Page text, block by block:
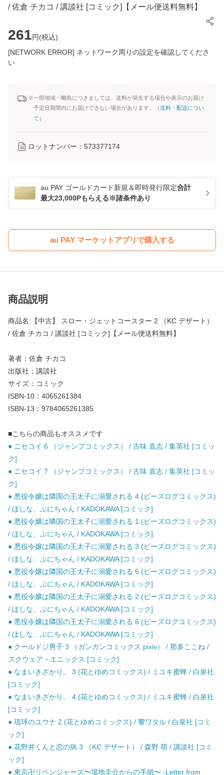
/ 佐倉 チカコ / 講談社 [コミック]【メール便送料無料】
261円(税込)
[NETWORK ERROR] ネットワーク周りの設定を確認してくださ
い
※一部地域・離島につきましては、送料が発生する場合や表示のお届け
予定日期間内にお届けできない場合があります。（送料・配送につい
て ）
ロットナンバー： 573377174
au PAY ゴールドカード新規＆即時発行限定合計
最大23,000Pもらえる※諸条件あり
au PAY マーケットアプリで購入する
商品説明
商品名:【中古】 スロー・ジェットコースター 2 （KC デザート）
/ 佐倉 チカコ / 講談社 [コミック]【メール便送料無料】
著者：佐倉 チカコ
出版社：講談社
サイズ：コミック
ISBN-10：4065261384
ISBN-13：9784065261385
■こちらの商品もオススメです
● ニセコイ 6 （ジャンプコミックス） / 古味 直志 / 集英社 [コミッ
ク]
● ニセコイ 7 （ジャンプコミックス） / 古味 直志 / 集英社 [コミッ
ク]
● 悪役令嬢は隣国の王太子に溺愛される 4 (ビーズログコミックス)
/ ほしな、ぷにちゃん / KADOKAWA [コミック]
● 悪役令嬢は隣国の王太子に溺愛される 1 (ビーズログコミックス)
/ ほしな、ぷにちゃん / KADOKAWA [コミック]
● 悪役令嬢は隣国の王太子に溺愛される 3 (ビーズログコミックス)
/ ほしな、ぷにちゃん / KADOKAWA [コミック]
● 悪役令嬢は隣国の王太子に溺愛される 5 (ビーズログコミックス)
/ ほしな、ぷにちゃん / KADOKAWA [コミック]
● 悪役令嬢は隣国の王太子に溺愛される 2 (ビーズログコミックス)
/ ほしな、ぷにちゃん / KADOKAWA [コミック]
● 悪役令嬢は隣国の王太子に溺愛される 6 (ビーズログコミックス)
/ ほしな、ぷにちゃん / KADOKAWA [コミック]
● クールドジ男子 3 （ガンガンコミックス pixiv） / 那多ここね /
スクウェア・エニックス [コミック]
● なまいきざかり。 3 (花とゆめコミックス) / ミユキ蜜蜂 / 白泉社
[コミック]
● なまいきざかり。 4 (花とゆめコミックス) / ミユキ蜜蜂 / 白泉社
[コミック]
● 琉球のユウナ 2 (花とゆめコミックス) / 響ワタル / 白泉社 [コミ
ック]
● 花野井くんと恋の病 3 （KC デザート） / 森野 萌 / 講談社 [コミ
ック]
● 東京卍リベンジャーズ〜場地圭介からの手紙〜 -Letter from